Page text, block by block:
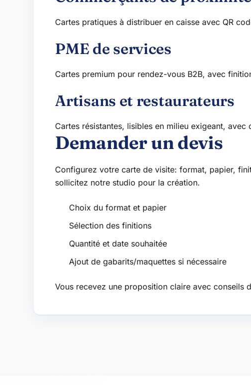
Cartes pratiques à distribuer en caisse avec QR
PME de services
Cartes premium pour rendez-vous B2B, avec
Artisans et restaurateurs
Cartes résistantes, lisibles en milieu exigeant,
Demander un devis
Configurez votre carte de visite: format, papier,
sollicitez notre studio pour la création.
Choix du format et papier
Sélection des finitions
Quantité et date souhaitée
Ajout de gabarits/maquettes si nécessaire
Vous recevez une proposition claire avec conseils